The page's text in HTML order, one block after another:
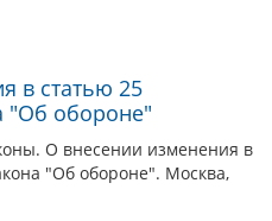
в статью 25
"Об обороне"
О внесении изменения в
"Об обороне". Москва,